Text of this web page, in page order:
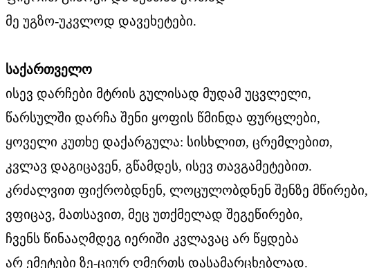
მე უგზო-უკვლოდ დავეხეტები.
საქართველო
ისევ დარჩები მტრის გულისად მუდამ უცვლელი,
წარსულში დარჩა შენი ყოფის წმინდა ფურცლები,
ყოველი კუთხე დაქარგულა: სისხლით, ცრემლებით,
კვლავ დაგიცავენ, გწამდეს, ისევ თავგამეტებით.
კრძალვით ფიქრობდნენ, ლოცულობდნენ შენზე მწირები,
ვფიცავ, მათსავით, მეც უთქმელად შეგეწირები,
ჩვენს წინააღმდეგ იერიში კვლავაც არ წყდება
არ ემეტები ზე-ციურ ღმერთს დასამარცხებლად.